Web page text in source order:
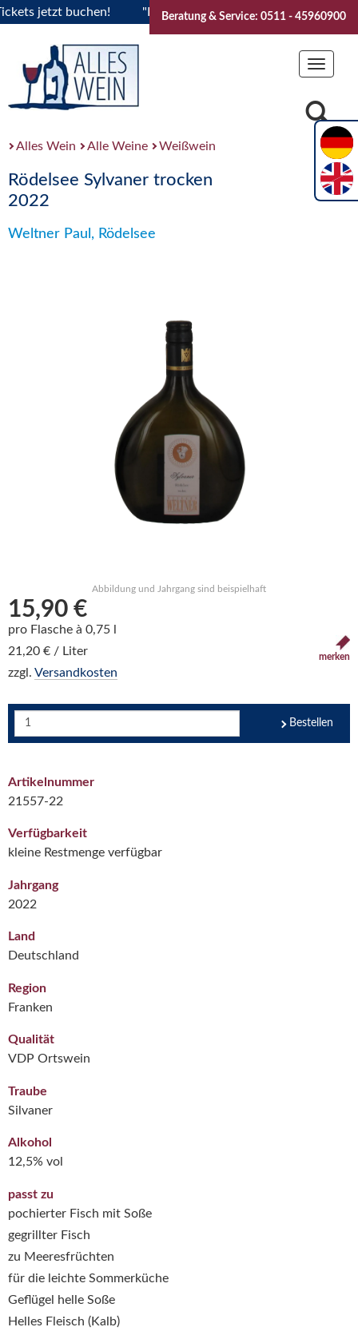
jetzt buchen! "Das Sommerfest 2026" Vive la
Beratung & Service: 0511 - 45960900
Toggle
Alles Wein Alle Weine Weißwein
Rödelsee Sylvaner trocken
2022
Weltner Paul, Rödelsee
Abbildung und Jahrgang sind beispielhaft
15,90 €
pro Flasche à 0,75 l
21,20 € / Liter
zzgl. Versandkosten
merken
Bestellen
Artikelnummer
21557-22
Verfügbarkeit
kleine Restmenge verfügbar
Jahrgang
2022
Land
Deutschland
Region
Franken
Qualität
VDP Ortswein
Traube
Silvaner
Alkohol
12,5% vol
passt zu
pochierter Fisch mit Soße
gegrillter Fisch
zu Meeresfrüchten
für die leichte Sommerküche
Geflügel helle Soße
Helles Fleisch (Kalb)